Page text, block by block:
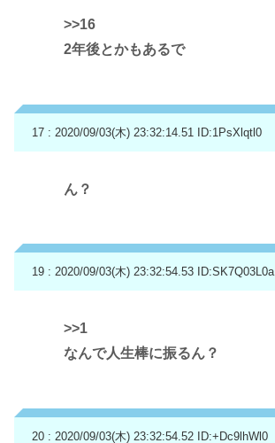
>>16
2年後とかもあるで
17 : 2020/09/03(木) 23:32:14.51 ID:1PsXlqtl0
ん？
19 : 2020/09/03(木) 23:32:54.53 ID:SK7Q03L0a
>>1
なんで人生棒に振るん？
20 : 2020/09/03(木) 23:32:54.52 ID:+Dc9lhWl0